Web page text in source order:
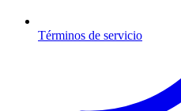
Términos de servicio